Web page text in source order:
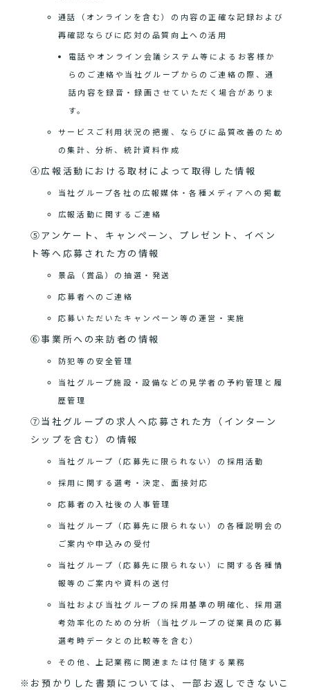
通話（オンラインを含む）の内容の正確な記録および
再確認ならびに応対の品質向上への活用
電話やオンライン会議システム等によるお客様か
らのご連絡や当社グループからのご連絡の際、通
話内容を録音・録画させていただく場合がありま
す。
サービスご利用状況の把握、ならびに品質改善のため
の集計、分析、統計資料作成
④広報活動における取材によって取得した情報
当社グループ各社の広報媒体・各種メディアへの掲載
広報活動に関するご連絡
⑤アンケート、キャンペーン、プレゼント、イベン
ト等へ応募された方の情報
景品（賞品）の抽選・発送
応募者へのご連絡
応募いただいたキャンペーン等の運営・実施
⑥事業所への来訪者の情報
防犯等の安全管理
当社グループ施設・設備などの見学者の予約管理と履
歴管理
⑦当社グループの求人へ応募された方（インターン
シップを含む）の情報
当社グループ（応募先に限られない）の採用活動
採用に関する選考・決定、面接対応
応募者の入社後の人事管理
当社グループ（応募先に限られない）の各種説明会の
ご案内や申込みの受付
当社グループ（応募先に限られない）に関する各種情
報等のご案内や資料の送付
当社および当社グループの採用基準の明確化、採用選
考効率化のための分析（当社グループの従業員の応募
選考時データとの比較等を含む）
その他、上記業務に関連または付随する業務
※お預かりした書類については、一部お返しできないこ